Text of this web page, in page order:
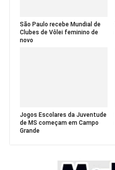
São Paulo recebe Mundial de
Clubes de Vôlei feminino de
novo
Jogos Escolares da Juventude
de MS começam em Campo
Grande